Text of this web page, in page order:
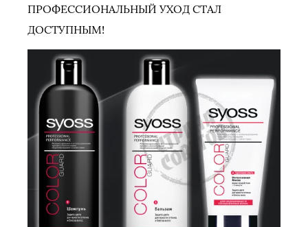
ПРОФЕССИОНАЛЬНЫЙ УХОД СТАЛ
ДОСТУПНЫМ!